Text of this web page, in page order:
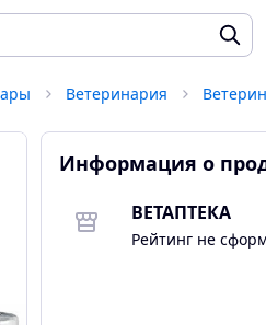
Ветеринария
Информация о
ВЕТАПТЕКА
Рейтинг не